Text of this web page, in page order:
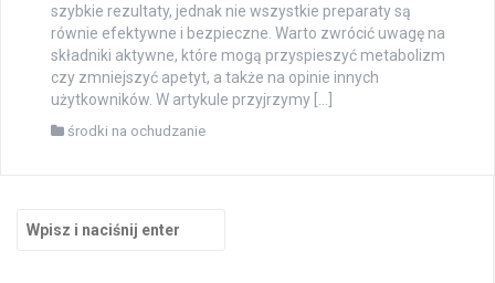
szybkie rezultaty, jednak nie wszystkie preparaty są
równie efektywne i bezpieczne. Warto zwrócić uwagę na
składniki aktywne, które mogą przyspieszyć metabolizm
czy zmniejszyć apetyt, a także na opinie innych
użytkowników. W artykule przyjrzymy […]
środki na ochudzanie